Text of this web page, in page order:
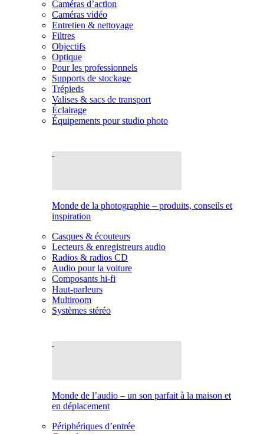
Caméras d’action
Caméras vidéo
Entretien & nettoyage
Filtres
Objectifs
Optique
Pour les professionnels
Supports de stockage
Trépieds
Valises & sacs de transport
Éclairage
Équipements pour studio photo
Monde de la photographie – produits, conseils et
inspiration
Casques & écouteurs
Lecteurs & enregistreurs audio
Radios & radios CD
Audio pour la voiture
Composants hi-fi
Haut-parleurs
Multiroom
Systèmes stéréo
Monde de l’audio – un son parfait à la maison et
en déplacement
Périphériques d’entrée